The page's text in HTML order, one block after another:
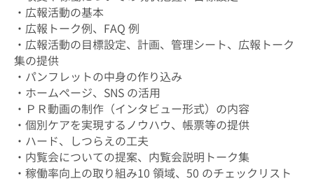
・広報活動の基本
・広報トーク例、FAQ 例
・広報活動の目標設定、計画、管理シート、広報トーク
集の提供
・パンフレットの中身の作り込み
・ホームページ、SNS の活用
・ＰＲ動画の制作（インタビュー形式）の内容
・個別ケアを実現するノウハウ、帳票等の提供
・ハード、しつらえの工夫
・内覧会についての提案、内覧会説明トーク集
・稼働率向上の取り組み10 領域、50 のチェックリスト